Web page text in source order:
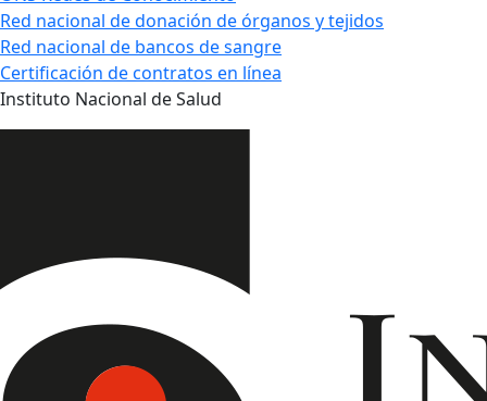
Red nacional de donación de órganos y tejidos
Red nacional de bancos de sangre
Certificación de contratos en línea
Instituto Nacional de Salud